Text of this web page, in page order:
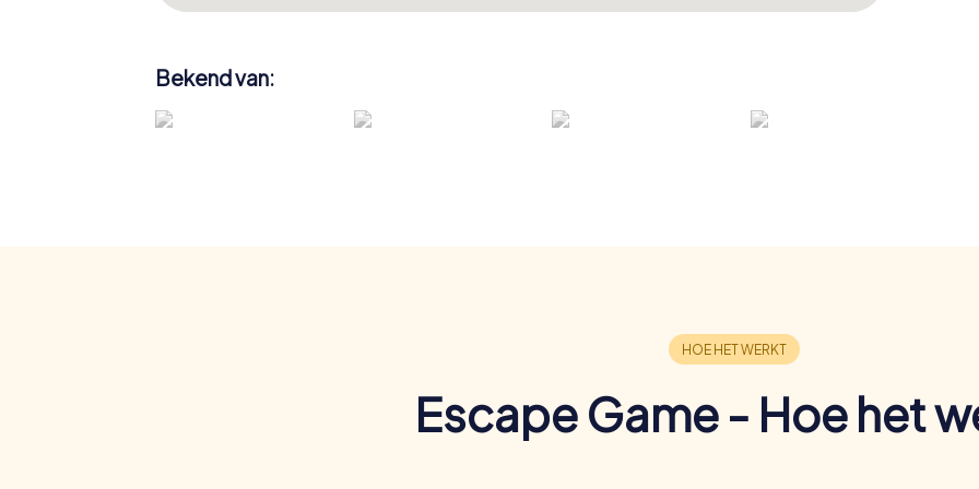
Bekend van:
Escape Game - Hoe het